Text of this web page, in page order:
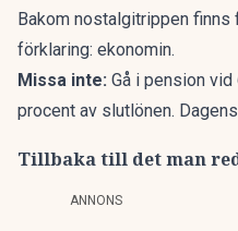
Bakom nostalgitrippen
förklaring: ekonomin.
Missa inte: Gå i pension
procent av slutlönen.
Tillbaka till det man
ANNONS